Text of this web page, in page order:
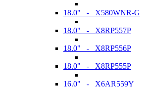
18.0" - X580WNR-G
18.0" - X8RP557P
18.0" - X8RP556P
18.0" - X8RP555P
16.0" - X6AR559Y